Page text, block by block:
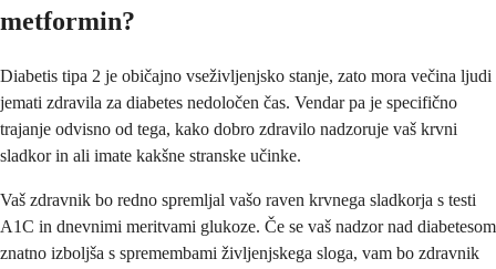
metformin?
Diabetis tipa 2 je običajno vseživljenjsko stanje, zato mora večina ljudi
jemati zdravila za diabetes nedoločen čas. Vendar pa je specifično
trajanje odvisno od tega, kako dobro zdravilo nadzoruje vaš krvni
sladkor in ali imate kakšne stranske učinke.
Vaš zdravnik bo redno spremljal vašo raven krvnega sladkorja s testi
A1C in dnevnimi meritvami glukoze. Če se vaš nadzor nad diabetesom
znatno izboljša s spremembami življenjskega sloga, vam bo zdravnik